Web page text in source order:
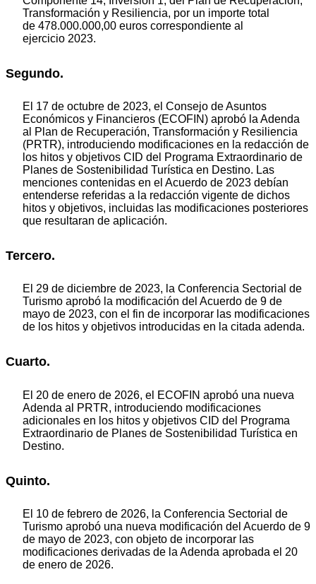
Transformación y Resiliencia, por un importe total
de 478.000.000,00 euros correspondiente al
ejercicio 2023.
Segundo.
El 17 de octubre de 2023, el Consejo de Asuntos
Económicos y Financieros (ECOFIN) aprobó la Adenda
al Plan de Recuperación, Transformación y Resiliencia
(PRTR), introduciendo modificaciones en la redacción de
los hitos y objetivos CID del Programa Extraordinario de
Planes de Sostenibilidad Turística en Destino. Las
menciones contenidas en el Acuerdo de 2023 debían
entenderse referidas a la redacción vigente de dichos
hitos y objetivos, incluidas las modificaciones posteriores
que resultaran de aplicación.
Tercero.
El 29 de diciembre de 2023, la Conferencia Sectorial de
Turismo aprobó la modificación del Acuerdo de 9 de
mayo de 2023, con el fin de incorporar las modificaciones
de los hitos y objetivos introducidas en la citada adenda.
Cuarto.
El 20 de enero de 2026, el ECOFIN aprobó una nueva
Adenda al PRTR, introduciendo modificaciones
adicionales en los hitos y objetivos CID del Programa
Extraordinario de Planes de Sostenibilidad Turística en
Destino.
Quinto.
El 10 de febrero de 2026, la Conferencia Sectorial de
Turismo aprobó una nueva modificación del Acuerdo de 9
de mayo de 2023, con objeto de incorporar las
modificaciones derivadas de la Adenda aprobada el 20
de enero de 2026.